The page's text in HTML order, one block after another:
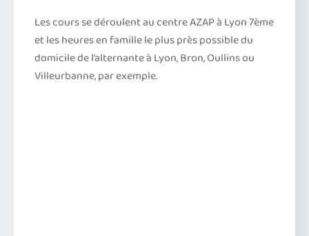
Les cours se déroulent au centre AZAP à Lyon 7ème
et les heures en famille le plus près possible du
domicile de l’alternante à Lyon, Bron, Oullins ou
Villeurbanne, par exemple.